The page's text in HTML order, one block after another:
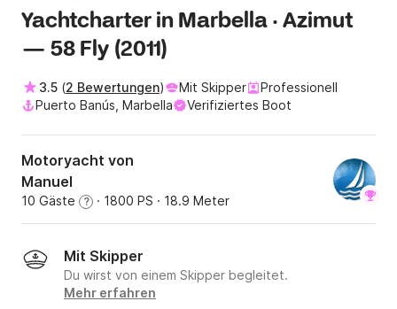
Yachtcharter in Marbella · Azimut
— 58 Fly (2011)
3.5 (2 Bewertungen) Mit Skipper
Professionell
Puerto Banús, Marbella
Verifiziertes Boot
Motoryacht von
Manuel
10 Gäste ? · 1800 PS · 18.9 Meter
Mit Skipper
Du wirst von einem Skipper begleitet.
Mehr erfahren